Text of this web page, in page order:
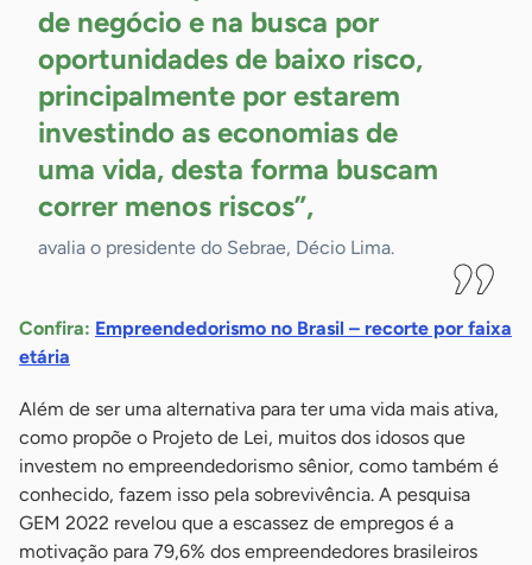
de negócio e na busca por
oportunidades de baixo risco,
principalmente por estarem
investindo as economias de
uma vida, desta forma buscam
correr menos riscos”,
avalia o presidente do Sebrae, Décio Lima.
Confira: Empreendedorismo no Brasil – recorte por faixa
etária
Além de ser uma alternativa para ter uma vida mais ativa,
como propõe o Projeto de Lei, muitos dos idosos que
investem no empreendedorismo sênior, como também é
conhecido, fazem isso pela sobrevivência. A pesquisa
GEM 2022 revelou que a escassez de empregos é a
motivação para 79,6% dos empreendedores brasileiros